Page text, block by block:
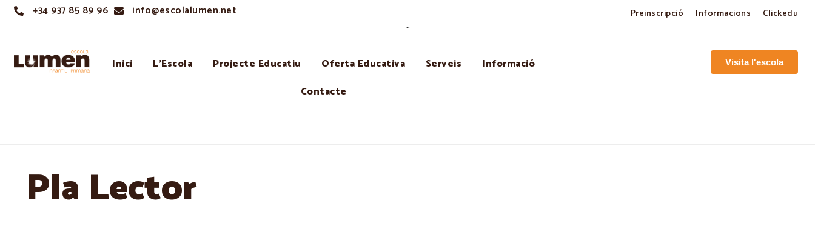
+34 937 85 89 96 info@escolalumen.net Preinscripció Informacions Clickedu
Inici L’Escola Projecte Educatiu Oferta Educativa Serveis
Informació
Contacte
Visita l'escola
Pla Lector